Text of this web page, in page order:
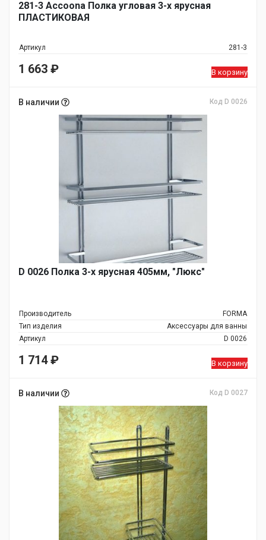
281-3 Accoona Полка угловая 3-х ярусная
ПЛАСТИКОВАЯ
Артикул 281-3
1 663 ₽ В корзину
В наличии Код D 0026
D 0026 Полка 3-х ярусная 405мм, "Люкс"
Производитель
FORMA
Тип изделия
Аксессуары для ванны
Артикул
D 0026
1 714₽ В корзину
В наличии Код D 0027